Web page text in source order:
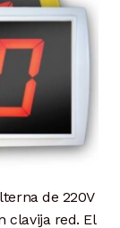
de 220V
clavija red. El